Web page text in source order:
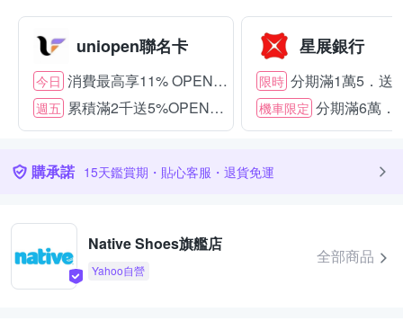
uniopen聯名卡
今日 消費最高享11% OPENPOINT
週五 累積滿2千送5%OPENPOINT
星展銀行
限時 分期滿1萬5．送
機車限定 分期滿6萬．
購承諾 15天鑑賞期・貼心客服・退貨免運
Native Shoes旗艦店
Yahoo自營
全部商品